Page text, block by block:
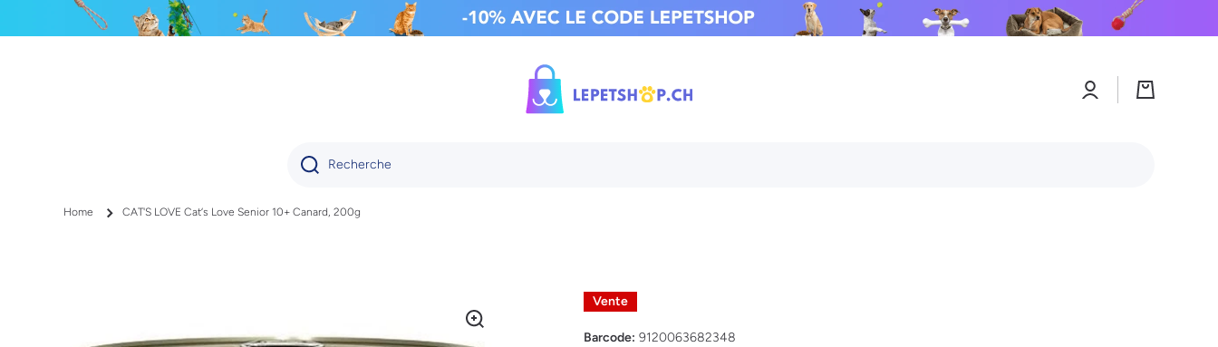
IGNORER ET PASSER AU CONTENU
ConnexionPanier
Recherche
Home CAT'S LOVE Cat‘s Love Senior 10+ Canard, 200g
Vente
Barcode: 9120063682348